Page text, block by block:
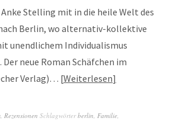
Stelling mit in die heile Welt des
Berlin, wo alternativ-kollektive
unendlichem Individualismus
neue Roman Schäfchen im
Verlag)… Weiterlesen
, Rezensionen Schlagwörterberlin, Familie,